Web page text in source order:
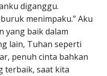
diganggu.
menimpaku.” Aku
yang baik dalam
lain, Tuhan seperti
penuh cinta bahkan
terbaik, saat kita